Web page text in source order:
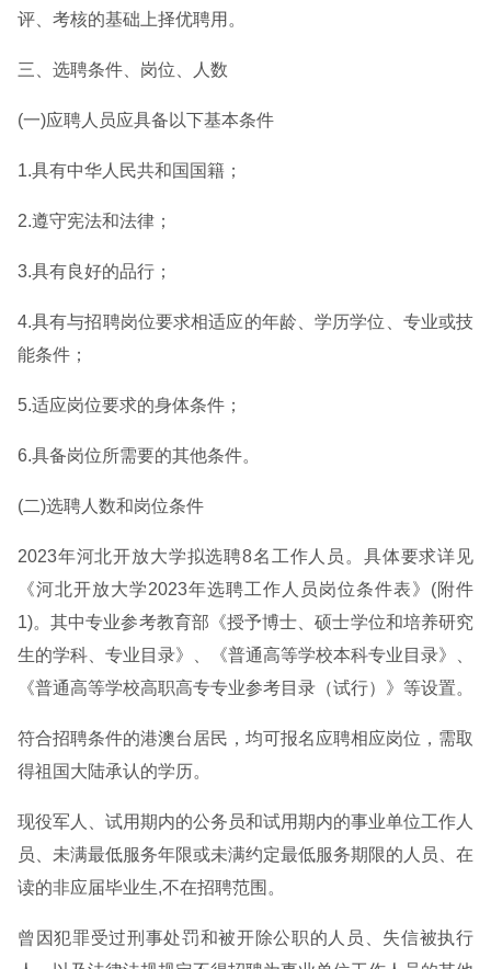
评、考核的基础上择优聘用。
三、选聘条件、岗位、人数
(一)应聘人员应具备以下基本条件
1.具有中华人民共和国国籍；
2.遵守宪法和法律；
3.具有良好的品行；
4.具有与招聘岗位要求相适应的年龄、学历学位、专业或技
能条件；
5.适应岗位要求的身体条件；
6.具备岗位所需要的其他条件。
(二)选聘人数和岗位条件
2023年河北开放大学拟选聘8名工作人员。具体要求详见
《河北开放大学2023年选聘工作人员岗位条件表》(附件
1)。其中专业参考教育部《授予博士、硕士学位和培养研究
生的学科、专业目录》、《普通高等学校本科专业目录》、
《普通高等学校高职高专专业参考目录（试行）》等设置。
符合招聘条件的港澳台居民，均可报名应聘相应岗位，需取
得祖国大陆承认的学历。
现役军人、试用期内的公务员和试用期内的事业单位工作人
员、未满最低服务年限或未满约定最低服务期限的人员、在
读的非应届毕业生,不在招聘范围。
曾因犯罪受过刑事处罚和被开除公职的人员、失信被执行